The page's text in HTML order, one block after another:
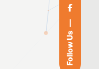
Follow Us